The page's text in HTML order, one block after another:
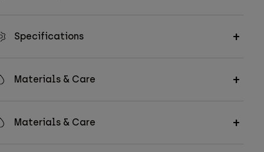
Specifications
Materials & Care
Materials & Care